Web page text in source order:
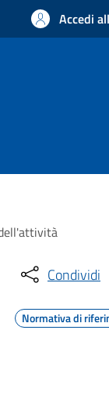
Accedi
Condividi
Normativa di